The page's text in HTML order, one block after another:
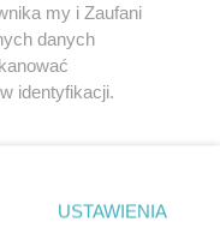
my i Zaufani
danych
identyfikacji.
prywatności
strony
USTAWIENIA